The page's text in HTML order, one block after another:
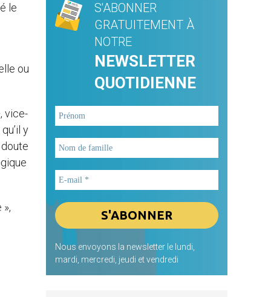
le
ou
vice-
y
S'ABONNER
GRATUITEMENT À
NOTRE
NEWSLETTER
QUOTIDIENNE
Nous envoyons la newsletter le lundi,
mardi, mercredi, jeudi et vendredi